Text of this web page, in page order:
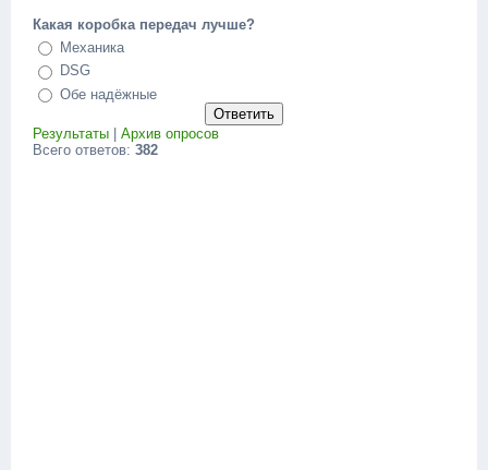
Какая коробка передач лучше?
Механика
DSG
Обе надёжные
Результаты
Архив опросов
Всего ответов: 382